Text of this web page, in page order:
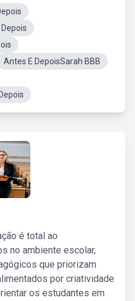
Antes E DepoisSarah BBB
é total ao
no ambiente escolar,
que priorizam
por criatividade
os estudantes em